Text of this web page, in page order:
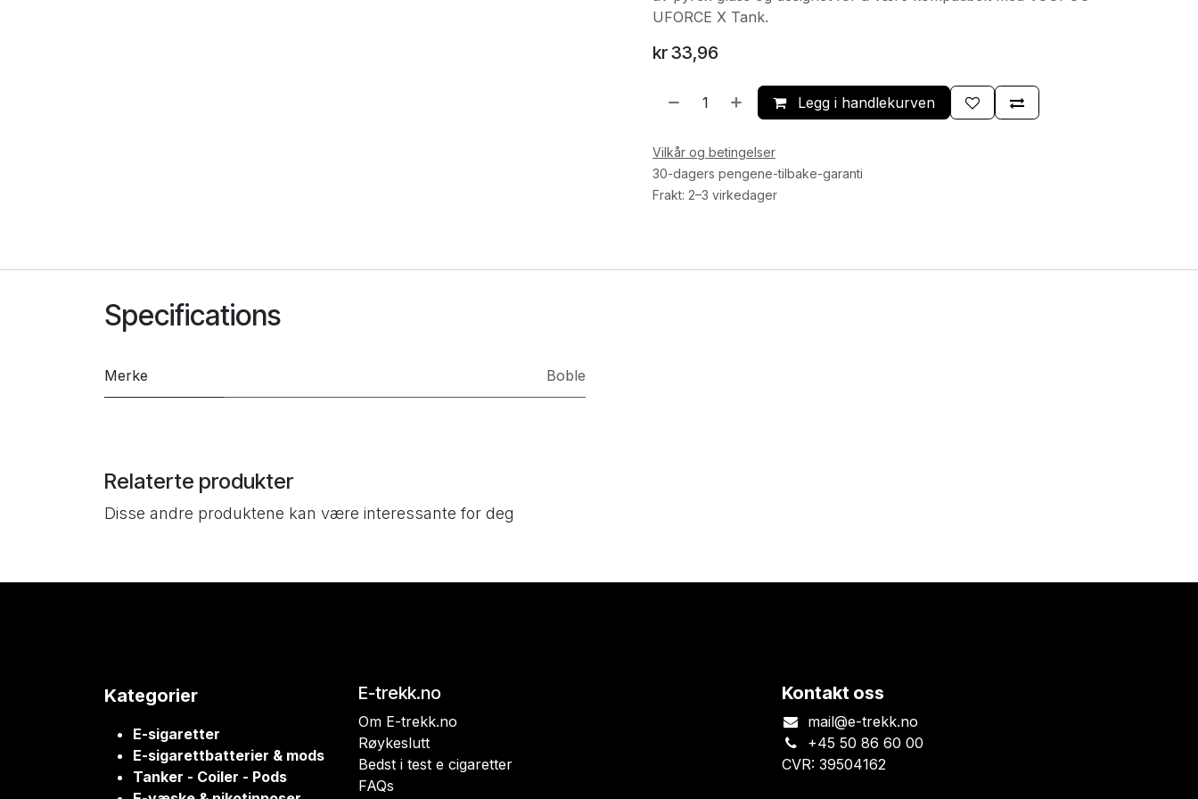
UFORCE X Tank.
kr33,96
Legg i handlekurven
Vilkår og betingelser
30-dagers pengene-tilbake-garanti
Frakt: 2–3 virkedager
Specifications
Merke Boble
Relaterte produkter
Disse andre produktene kan være interessante for deg
Kategorier
E-sigaretter
E-sigarettbatterier & mods
Tanker - Coiler - Pods
E-trekk.no
Om E-trekk.no
Røykeslutt
Bedst i test e cigaretter
FAQs
Kontakt oss
mail@e-trekk.no
+45 50 86 60 00
CVR: 39504162